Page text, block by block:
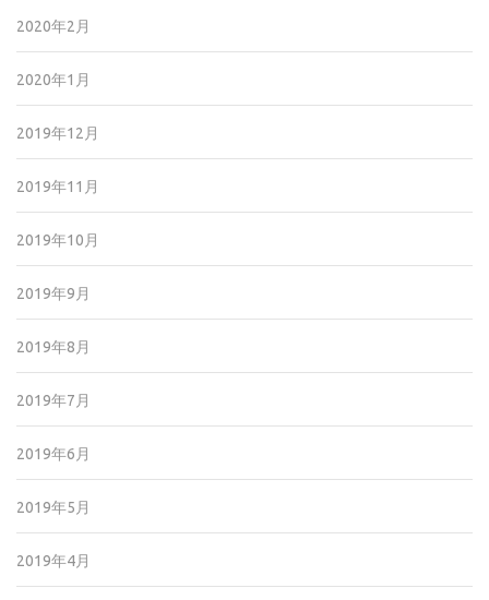
2020年2月
2020年1月
2019年12月
2019年11月
2019年10月
2019年9月
2019年8月
2019年7月
2019年6月
2019年5月
2019年4月